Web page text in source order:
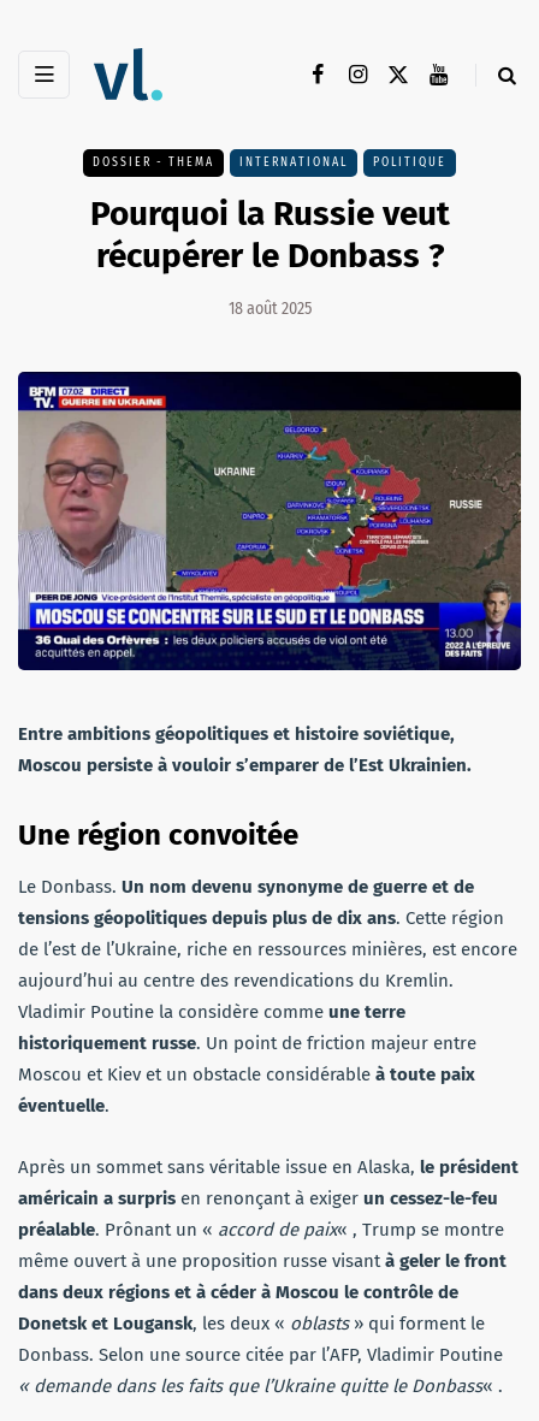
DOSSIER - THEMA INTERNATIONAL POLITIQUE
Pourquoi la Russie veut
récupérer le Donbass ?
18 août 2025
Entre ambitions géopolitiques et histoire soviétique,
Moscou persiste à vouloir s’emparer de l’Est Ukrainien.
Une région convoitée
Le Donbass. Un nom devenu synonyme de guerre et de
tensions géopolitiques depuis plus de dix ans. Cette région
de l’est de l’Ukraine, riche en ressources minières, est encore
aujourd’hui au centre des revendications du Kremlin.
Vladimir Poutine la considère comme une terre
historiquement russe. Un point de friction majeur entre
Moscou et Kiev et un obstacle considérable à toute paix
éventuelle.
Après un sommet sans véritable issue en Alaska, le président
américain a surpris en renonçant à exiger un cessez-le-feu
préalable. Prônant un « accord de paix« , Trump se montre
même ouvert à une proposition russe visantà geler le front
dans deux régions et à céder à Moscou le contrôle de
Donetsk et Lougansk, les deux « oblasts» qui forment le
Donbass. Selon une source citée par l’AFP, Vladimir Poutine
« demande dans les faits que l’Ukraine quitte le Donbass« .